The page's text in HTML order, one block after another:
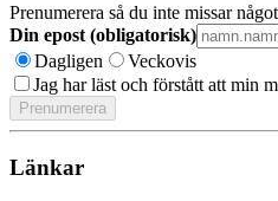
Prenumerera så du inte missar
Din epost (obligatorisk)
Dagligen
Veckovis
Jag har läst och förstått att min
Länkar